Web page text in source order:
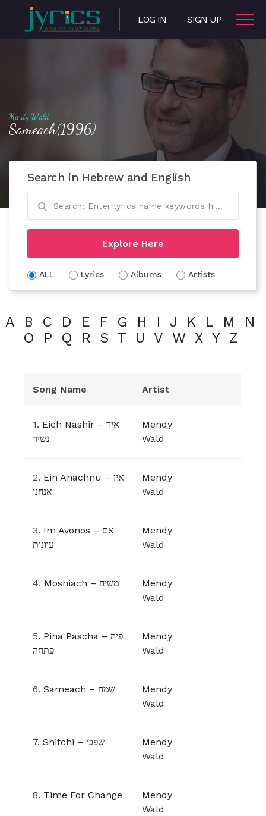
LOG IN SIGN UP
Mendy Wald
Sameach(1996)
Search in Hebrew and English
Explore Here
ALL Lyrics Albums Artists
A B C D E F G H I J K L M
N
O
P Q R S T U V W X Y Z
Song Name Artist
1. Eich Nashir – איך
נשיר
Mendy
Wald
2. Ein Anachnu – אין
אנחנו
Mendy
Wald
3. Im Avonos – אם
עוונות
Mendy
Wald
4. Moshiach – משיח
Mendy
Wald
5. Piha Pascha – פיה
פתחה
Mendy
Wald
6. Sameach – שמח
Mendy
Wald
7. Shifchi – שפכי
Mendy
Wald
8. Time For Change
Mendy
Wald